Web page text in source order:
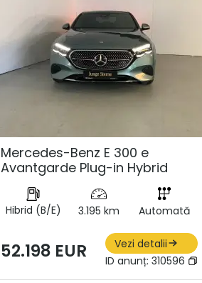
Mercedes-Benz E 300 e
Avantgarde Plug-in Hybrid
Hibrid (B/E) 3.195 km Automată
52.198 EUR
Vezi detalii
ID anunț: 310596